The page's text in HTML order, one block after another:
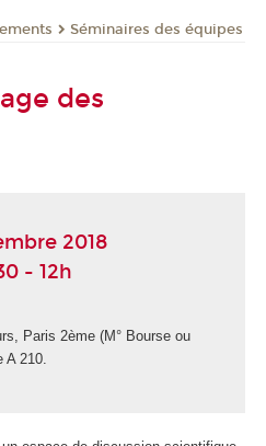
Séminaires des équipes
des
2018
- 12h
Paris 2ème (M° Bourse ou
A 210.